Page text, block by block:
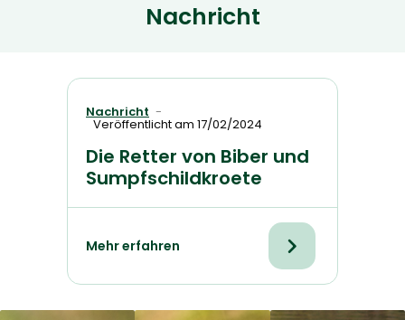
Nachricht
Nachricht
Veröffentlicht am 17/02/2024
Die Retter von Biber und
Sumpfschildkroete
Mehr erfahren